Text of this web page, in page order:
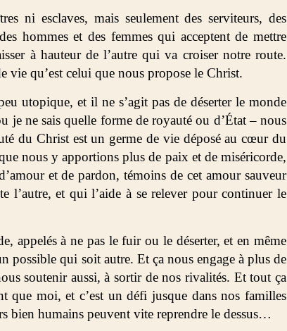
ni esclaves, mais seulement des serviteurs, des
hommes et des femmes qui acceptent de mettre
à hauteur de l’autre qui va croiser notre route.
vie qu’est celui que nous propose le Christ.
utopique, et il ne s’agit pas de déserter le monde
je ne sais quelle forme de royauté ou d’État – nous
du Christ est un germe de vie déposé au cœur du
nous y apportions plus de paix et de miséricorde,
et de pardon, témoins de cet amour sauveur
l’autre, et qui l’aide à se relever pour continuer le
appelés à ne pas le fuir ou le déserter, et en même
possible qui soit autre. Et ça nous engage à plus de
soutenir aussi, à sortir de nos rivalités. Et tout ça
que moi, et c’est un défi jusque dans nos familles
bien humains peuvent vite reprendre le dessus…